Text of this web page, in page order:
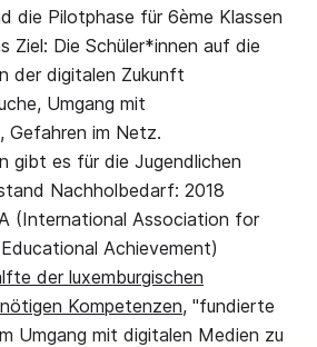
die Pilotphase für 6ème Klassen
Ziel: Die Schüler*innen auf die
der digitalen Zukunft
Umgang mit
Gefahren im Netz.
gibt es für die Jugendlichen
Nachholbedarf: 2018
(International Association for
Achievement)
der luxemburgischen
Kompetenzen, "fundierte
Umgang mit digitalen Medien zu